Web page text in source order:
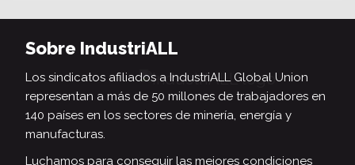
Sobre IndustriALL
Los sindicatos afiliados a IndustriALL Global Union
representan a más de 50 millones de trabajadores en
140 países en los sectores de minería, energía y
manufacturas.
Luchamos para conseguir las mejores condiciones